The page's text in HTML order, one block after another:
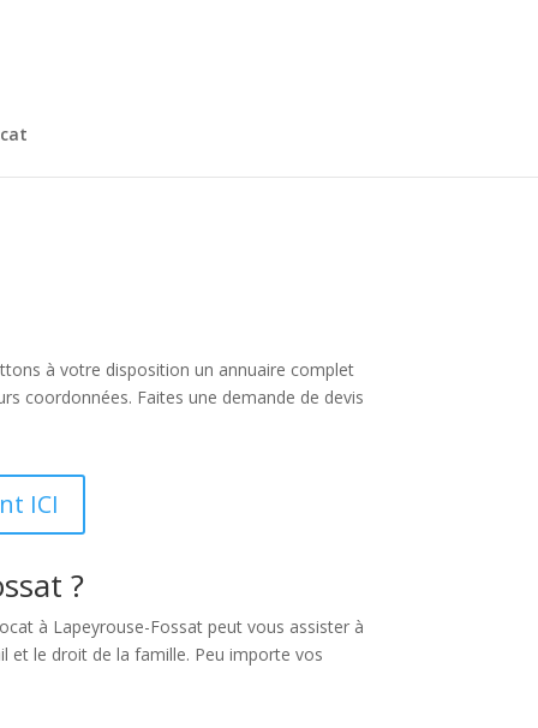
à votre disposition un annuaire complet
coordonnées. Faites une demande de devis
ICI
?
à Lapeyrouse-Fossat peut vous assister à
et le droit de la famille. Peu importe vos